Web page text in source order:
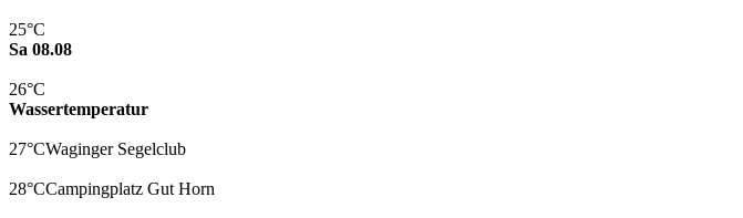
25°C
Sa 08.08
26°C
Wassertemperatur
27°CWaginger Segelclub
28°CCampingplatz Gut Horn